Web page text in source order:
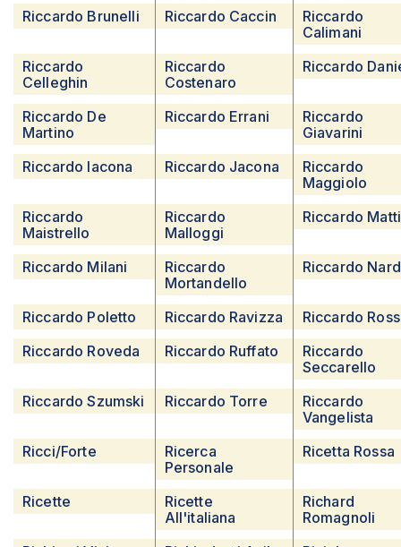
Riccardo Brunelli
Riccardo Caccin
Riccardo
Calimani
Riccardo
Celleghin
Riccardo
Costenaro
Riccardo
Riccardo De
Martino
Riccardo Errani
Riccardo
Giavarini
Riccardo Iacona
Riccardo Jacona
Riccardo
Maggiolo
Riccardo
Maistrello
Riccardo
Malloggi
Riccardo
Riccardo Milani
Riccardo
Mortandello
Riccardo
Riccardo Poletto Riccardo Ravizza
Riccardo
Riccardo Roveda
Riccardo Ruffato
Riccardo
Seccarello
Riccardo Szumski
Riccardo Torre
Riccardo
Vangelista
Ricci/forte
Ricerca
Personale
Ricetta Rossa
Ricette
Ricette
All'italiana
Richard
Romagnoli